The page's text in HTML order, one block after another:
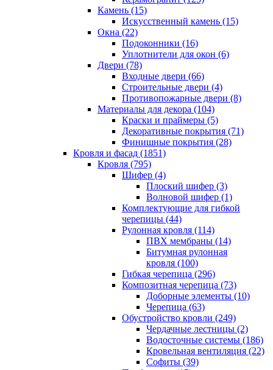
Камень (15)
Искусственный камень (15)
Окна (22)
Подоконники (16)
Уплотнители для окон (6)
Двери (78)
Входные двери (66)
Строительные двери (4)
Противопожарные двери (8)
Материалы для декора (104)
Краски и праймеры (5)
Декоративные покрытия (71)
Финишные покрытия (28)
Кровля и фасад (1851)
Кровля (795)
Шифер (4)
Плоский шифер (3)
Волновой шифер (1)
Комплектующие для гибкой
черепицы (44)
Рулонная кровля (114)
ПВХ мембраны (14)
Битумная рулонная
кровля (100)
Гибкая черепица (296)
Композитная черепица (73)
Доборные элементы (10)
Черепица (63)
Обустройство кровли (249)
Чердачные лестницы (2)
Водосточные системы (186)
Кровельная вентиляция (22)
Cофиты (39)